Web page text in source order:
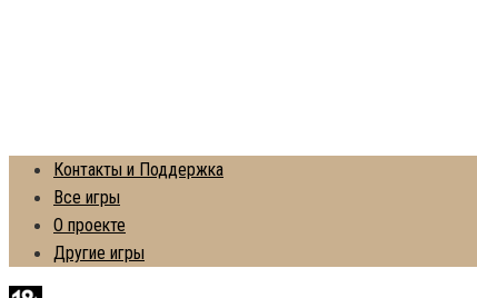
Контакты и Поддержка
Все игры
О проекте
Другие игры